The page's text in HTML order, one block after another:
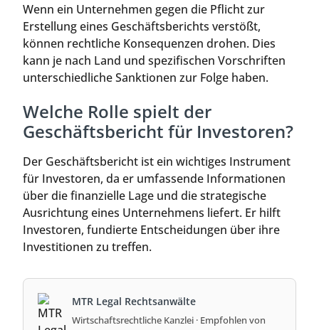
Wenn ein Unternehmen gegen die Pflicht zur
Erstellung eines Geschäftsberichts verstößt,
können rechtliche Konsequenzen drohen. Dies
kann je nach Land und spezifischen Vorschriften
unterschiedliche Sanktionen zur Folge haben.
Welche Rolle spielt der
Geschäftsbericht für Investoren?
Der Geschäftsbericht ist ein wichtiges Instrument
für Investoren, da er umfassende Informationen
über die finanzielle Lage und die strategische
Ausrichtung eines Unternehmens liefert. Er hilft
Investoren, fundierte Entscheidungen über ihre
Investitionen zu treffen.
MTR Legal Rechtsanwälte
Wirtschaftsrechtliche Kanzlei · Empfohlen von